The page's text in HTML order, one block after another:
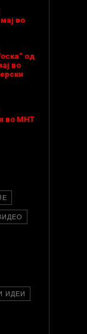
во
од
во
во МНТ
ИДЕИ